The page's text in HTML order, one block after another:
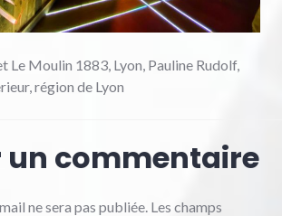
Le Moulin 1883, Lyon, Pauline Rudolf,
région de Lyon
un commentaire
ne sera pas publiée. Les champs